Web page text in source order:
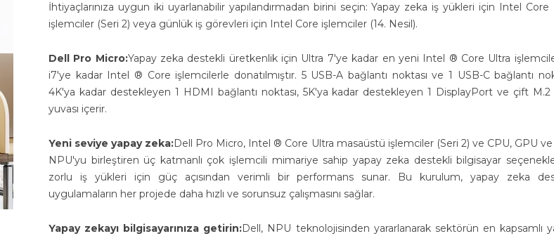
İhtiyaçlarınıza uygun iki uyarlanabilir yapılandırmadan birini seçin: Yapay zeka iş yükleri için Intel Core
işlemciler (Seri 2) veya günlük iş görevleri için Intel Core işlemciler (14. Nesil).
Dell Pro Micro:Yapay zeka destekli üretkenlik için Ultra 7'ye kadar en yeni Intel ® Core Ultra
i7'ye kadar Intel ® Core işlemcilerle donatılmıştır. 5 USB-A bağlantı noktası ve 1 USB-C bağlantı
4K'ya kadar destekleyen 1 HDMI bağlantı noktası, 5K'ya kadar destekleyen 1 DisplayPort ve çift M.2
yuvası içerir.
Yeni seviye yapay zeka:Dell Pro Micro, Intel ® Core Ultra masaüstü işlemciler (Seri 2) ve CPU, GPU
NPU'yu birleştiren üç katmanlı çok işlemcili mimariye sahip yapay zeka destekli bilgisayar
zorlu iş yükleri için güç açısından verimli bir performans sunar. Bu kurulum, yapay zeka
uygulamaların her projede daha hızlı ve sorunsuz çalışmasını sağlar.
Yapay zekayı bilgisayarınıza getirin:Dell, NPU teknolojisinden yararlanarak sektörün en kapsamlı